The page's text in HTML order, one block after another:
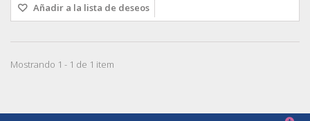
Añadir a la lista de deseos
Mostrando 1 - 1 de 1 item